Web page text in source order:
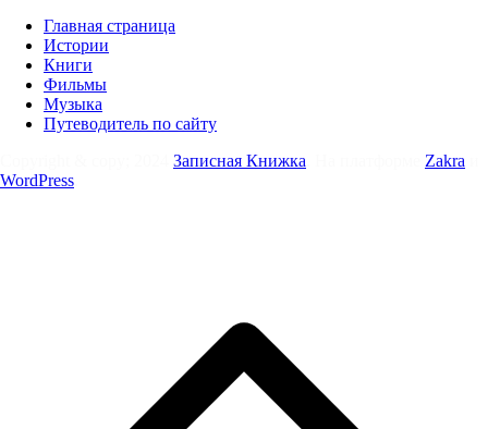
Главная страница
Истории
Книги
Фильмы
Музыка
Путеводитель по сайту
Записная Книжка Zakra
WordPress